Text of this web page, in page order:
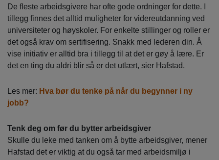
De fleste arbeidsgivere har ofte gode ordninger for dette. I
tillegg finnes det alltid muligheter for videreutdanning ved
universiteter og høyskoler. For enkelte stillinger og roller er
det også krav om sertifisering. Snakk med lederen din. Å
vise initiativ er alltid bra i tillegg til at det er gøy å lære. Er
det en ting du aldri blir så er det utlært, sier Hafstad.
Les mer: Hva bør du tenke på når du begynner i ny
jobb?
Tenk deg om før du bytter arbeidsgiver
Skulle du leke med tanken om å bytte arbeidsgiver, mener
Hafstad det er viktig at du også tar med arbeidsmiljø i